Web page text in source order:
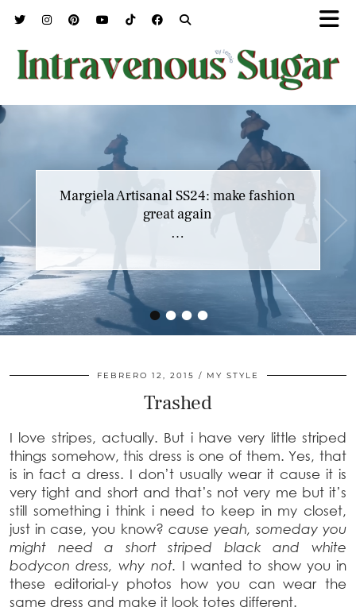
••••
Margiela Artisanal SS24: make fashion
great again
…
Marc Jacobs SS23 y el buscar confort en
nuestros héroes
…
FEBRERO 12, 2015 MY STYLE
Trashed
I love stripes, actually. But i have very little striped
things somehow, this dress is one of them. Yes, that
is in fact a dress. I don’t usually wear it cause it is
very tight and short and that’s not very me but it’s
still something i think i need to keep in my closet,
just in case, you know? cause yeah, someday you
might need a short striped black and white
bodycon dress, why not. I wanted to show you in
these editorial-y photos how you can wear the
same dress and make it look totes different.